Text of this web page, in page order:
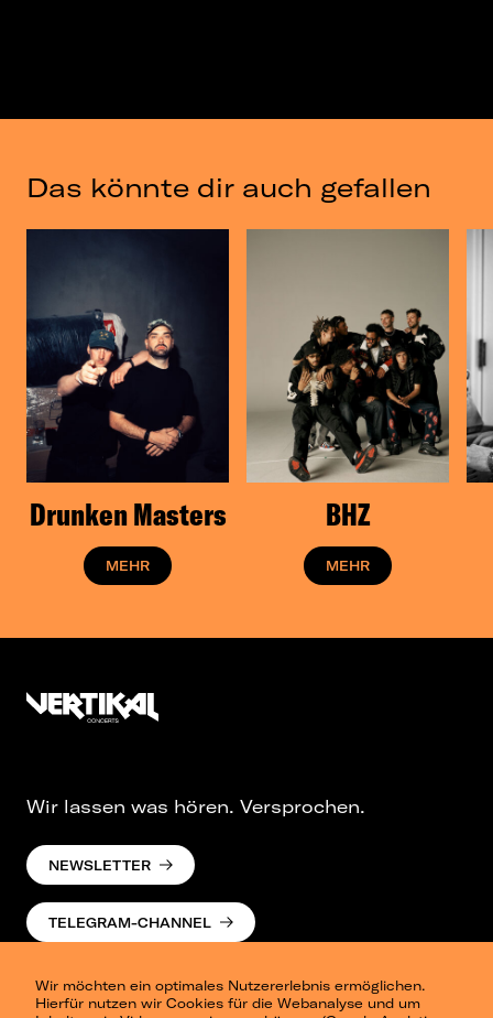
Das könnte dir auch gefallen
Drunken Masters
MEHR
BHZ
MEHR
Wir möchten ein optimales Nutzererlebnis ermöglichen.
Hierfür nutzen wir Cookies für die Webanalyse und um
Wir lassen was hören. Versprochen.
NEWSLETTER
TELEGRAM-CHANNEL